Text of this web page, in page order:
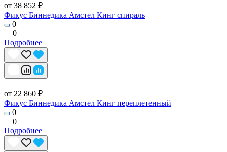
от 38 852 ₽
Фикус Биннедика Амстел Кинг спираль
0
0
Подробнее
от 22 860 ₽
Фикус Биннедика Амстел Кинг переплетенный
0
0
Подробнее